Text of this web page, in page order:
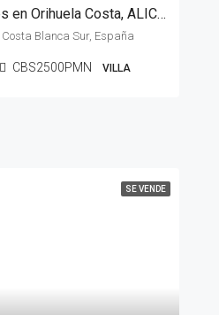
Villa de 3 dormitorios en Orihuela Costa, ALICANTE
Blanca Sur, España
CBS2500PMN VILLA
SE VENDE